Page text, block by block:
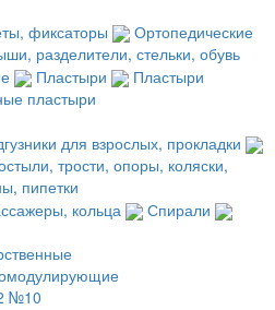
фиксаторы
Ортопедические
разделители, стельки, обувь
Пластыри
Пластыри
пластыри
для взрослых, прокладки
трости, опоры, коляски,
пипетки
кольца
Спирали
№10